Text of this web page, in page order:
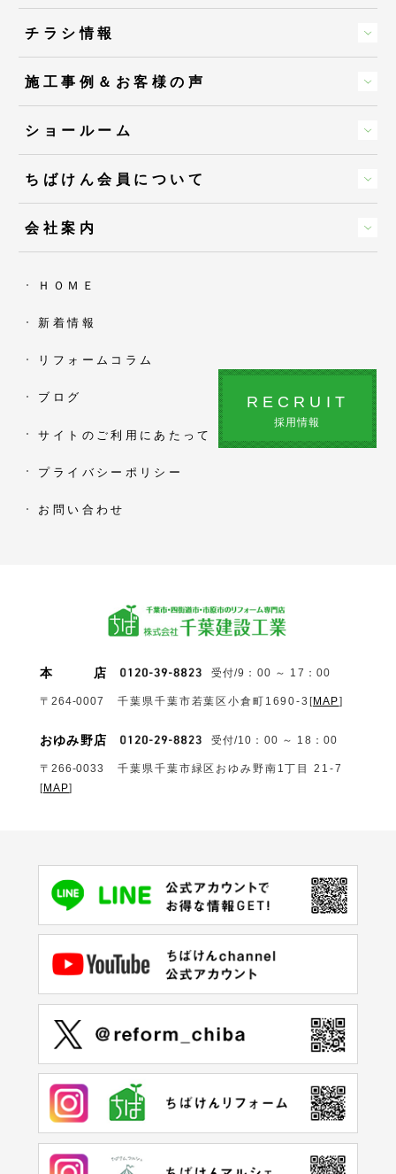
チラシ情報
施工事例＆お客様の声
ショールーム
ちばけん会員について
会社案内
ＨＯＭＥ
新着情報
リフォームコラム
ブログ
サイトのご利用にあたって
プライバシーポリシー
お問い合わせ
RECRUIT
採用情報
本 店 受付/9：00 ～ 17：00
〒264-0007 千葉県千葉市若葉区小倉町1690‐3 [MAP]
おゆみ野店 受付/10：00 ～ 18：00
〒266-0033
千葉県千葉市緑区おゆみ野南1丁目 21-7
[MAP]